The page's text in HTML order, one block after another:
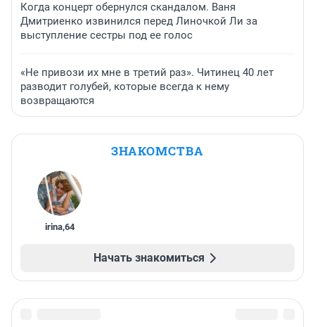
Когда концерт обернулся скандалом. Ваня
Дмитриенко извинился перед Линочкой Ли за
выступление сестры под ее голос
«Не привози их мне в третий раз». Читинец 40 лет
разводит голубей, которые всегда к нему
возвращаются
ЗНАКОМСТВА
irina,64
Начать знакомиться